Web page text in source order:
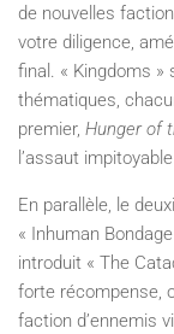
de nouvelles
votre diligence,
final. « Kingdoms »
thématiques,
premier, Hunger of
l’assaut
En parallèle, le
« Inhuman
introduit « The
forte récompense,
faction d’ennemis